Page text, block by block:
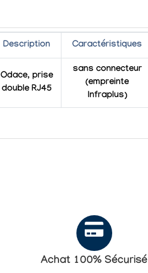
Description Caractéristiques
Odace, prise
double RJ45
sans connecteur
(empreinte
Infraplus)
Achat 100% Sécurisé